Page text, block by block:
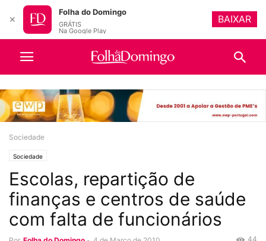
Sociedade
Sociedade
Escolas, repartição de
finanças e centros de saúde
com falta de funcionários
44
✕
Folha do Domingo
GRÁTIS
Na Google Play
BAIXAR